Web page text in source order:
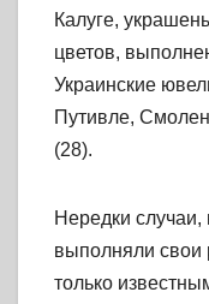
Калуге,
цветов,
Украинские
Путивле,
(28).
Нередки случаи,
выполняли свои
только